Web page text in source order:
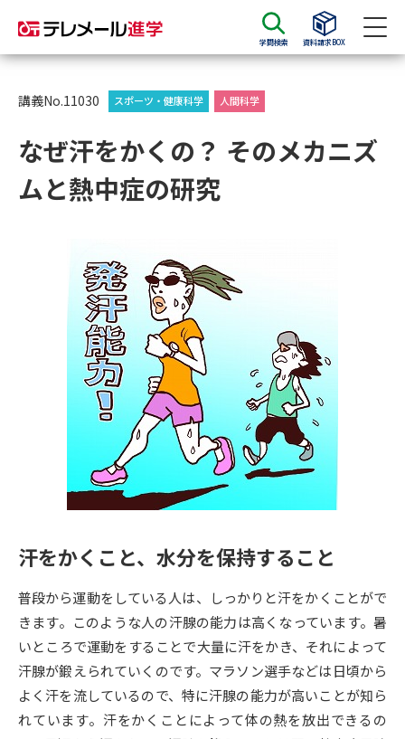
学問検索 資料請求BOX
資料請求
大学・短大の資料種類から請求
募集要項＆願書
大学・短大以外の資料から請求
専門学校の資料請求 大学院の資料請求
留学・進学関連、塾・予備校
大学入学共通テスト「受験案
内」の請求
大学入学共通テスト「受験上の
配慮案内」の請求
高等学校卒業程度認定試験
幼稚園教員資格認定試験 小学校教員資格認定試験
高等学校（情報）教員資格認定
試験
大学研究 大学検索
講義No.11030 スポーツ・健康科学 人間科学
なぜ汗をかくの？ そのメカニズ
ムと熱中症の研究
汗をかくこと、水分を保持すること
普段から運動をしている人は、しっかりと汗をかくことがで
きます。このような人の汗腺の能力は高くなっています。暑
いところで運動をすることで大量に汗をかき、それによって
汗腺が鍛えられていくのです。マラソン選手などは日頃から
よく汗を流しているので、特に汗腺の能力が高いことが知ら
れています。汗をかくことによって体の熱を放出できるの